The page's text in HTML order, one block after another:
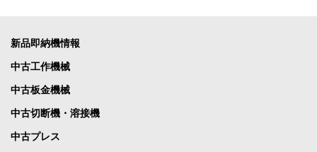
新品即納機情報
中古工作機械
中古板金機械
中古切断機・溶接機
中古プレス